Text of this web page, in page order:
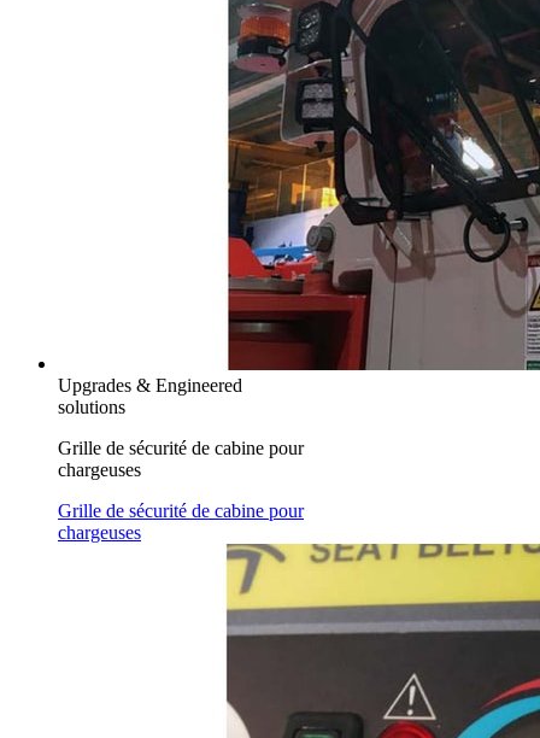
Upgrades & Engineered
solutions
Grille de sécurité de cabine pour
chargeuses
Grille de sécurité de cabine pour
chargeuses